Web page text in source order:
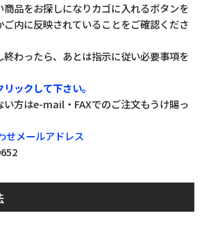
商品をお探しになりカゴに入れるボタンを
内に反映されていることをご確認くださ
終わったら、あとは指示に従い必要事項を
ックして下さい。
い方はe-mail・FAXでのご注文もうけ賜っ
せメールアドレス